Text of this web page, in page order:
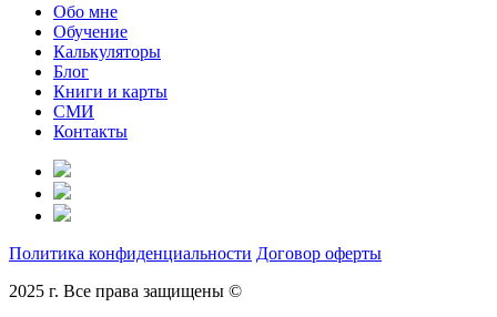
Обо мне
Обучение
Калькуляторы
Блог
Книги и карты
СМИ
Контакты
Политика конфиденциальности Договор оферты
2025 г. Все права защищены ©